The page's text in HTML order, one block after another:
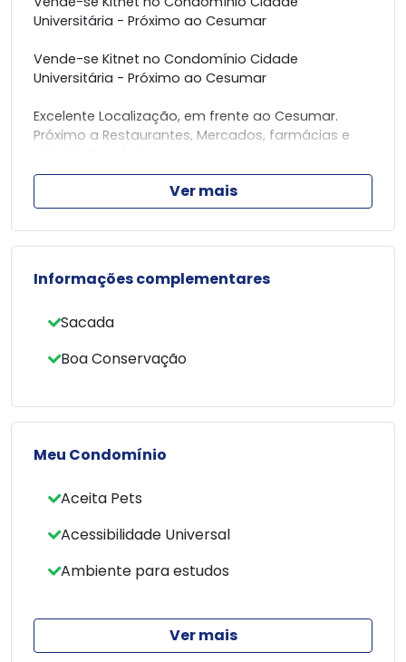
Universitária - Próximo ao Cesumar
Vende-se Kitnet no Condomínio Cidade
Universitária - Próximo ao Cesumar
Excelente Localização, em frente ao Cesumar.
Próximo a Restaurantes, Mercados, farmácias e
Possui área de 25,79 m2, contendo:
Suite, Cozinha, Área de Serviço e 01 Vaga de
Garagem.
Área de Lazer, contendo Academia, piscina, sala
de jogos, churrasqueira, além de sala de estudos.
TRATAR :
- Luis Hayashi whats (44) 99903-1446 creci 32.631
- Grupo Imobiliário KAK (44) 98803 - 4531
- KAK imoveis (44) 3023 - 5910
Ver mais
Informações complementares
Sacada
Boa Conservação
Meu Condomínio
Aceita Pets
Acessibilidade Universal
Ambiente para estudos
Ver mais